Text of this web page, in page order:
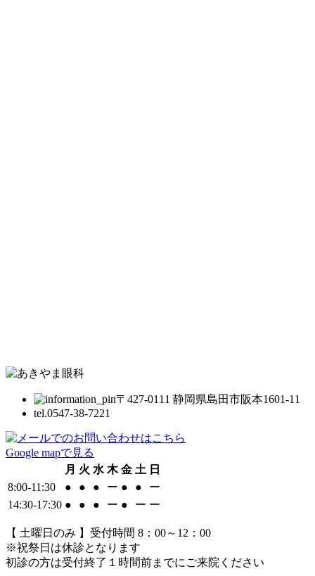
〒427-0111 静岡県島田市阪本1601-11
tel.0547-38-7221
Google mapで見る
月 火 水 木 金 土 日
8:00-11:30
● ● ● ー ● ●
ー
14:30-17:30 ● ● ● ー ● ー ー
【 土曜日のみ 】受付時間 8：00～12：00
※祝祭日は休診となります
初診の方は受付終了１時間前までにご来院ください